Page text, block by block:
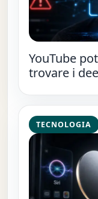
YouTube
trovare i
TECNOLOGIA